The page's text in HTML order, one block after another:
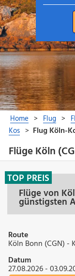
Flüge Köln
Flüge von
günstigsten
TOP PREIS
Route
Köln Bonn (CGN) -
Datum
27.08.2026 -